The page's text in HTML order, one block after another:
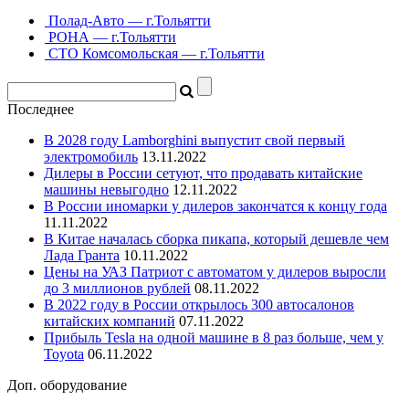
Полад-Авто — г.Тольятти
РОНА — г.Тольятти
СТО Комсомольская — г.Тольятти
Последнее
В 2028 году Lamborghini выпустит свой первый
электромобиль 13.11.2022
Дилеры в России сетуют, что продавать китайские
машины невыгодно 12.11.2022
В России иномарки у дилеров закончатся к концу года
11.11.2022
В Китае началась сборка пикапа, который дешевле чем
Лада Гранта 10.11.2022
Цены на УАЗ Патриот с автоматом у дилеров выросли
до 3 миллионов рублей 08.11.2022
В 2022 году в России открылось 300 автосалонов
китайских компаний 07.11.2022
Прибыль Tesla на одной машине в 8 раз больше, чем у
Toyota 06.11.2022
Доп. оборудование